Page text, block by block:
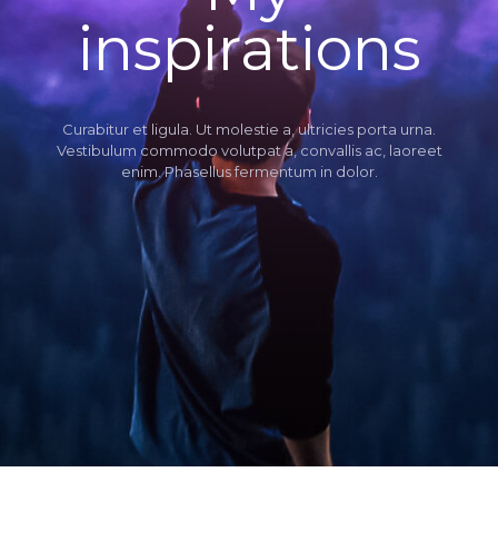
inspirations
Curabitur et ligula. Ut molestie a, ultricies porta urna.
Vestibulum commodo volutpat a, convallis ac, laoreet
enim. Phasellus fermentum in dolor.